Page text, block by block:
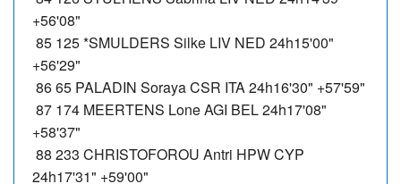
+56'08"
85 125 *SMULDERS Silke LIV NED 24h15'00"
+56'29"
86 65 PALADIN Soraya CSR ITA 24h16'30" +57'59"
87 174 MEERTENS Lone AGI BEL 24h17'08"
+58'37"
88 233 CHRISTOFOROU Antri HPW CYP
24h17'31" +59'00"